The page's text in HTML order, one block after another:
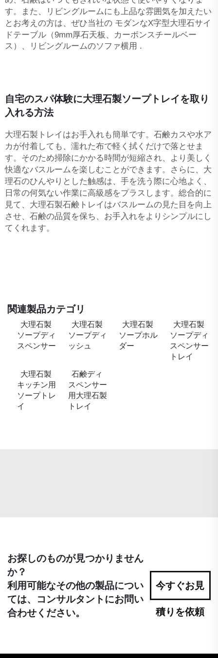
す。また、リビングルームにも上品な雰囲気を加えたい
とお考えの方は、ぜひ当社の モダンなX字型大理石サイ
ドテーブル（9mm厚石天板、カーボンスチールベー
ス）、リビングルームのソファ横用 .
自宅のスパ体験に大理石製ソープトレイを取り
入れる方法
大理石製トレイはお手入れも簡単です。石鹸カスや水ア
カが付着しても、濡れた布で軽く拭くだけで落とせま
す。そのため掃除にかかる時間が短縮され、より美しく
快適なバスルームを楽しむことができます。さらに、大
理石のひんやりとした触感は、手を洗う際に心地よく、
日常の何気ない作業に高級感をプラスします。総合的に
見て、大理石製石鹸トレイはバスルームの見た目を向上
させ、石鹸の品質を保ち、お手入れをよりシンプルにし
てくれます。
関連製品カテゴリ
大理石製
ソープディ
スペンサー
大理石製
ソープディ
ッシュ
大理石製
ソープホル
ダー
大理石製
ソープディ
スペンサー
トレイ
大理石製
キッチン用
ソープトレ
イ
石鹸ディ
スペンサー
用大理石製
トレイ
お探しのものが見つかりません
か？
利用可能なその他の製品につい
ては、コンサルタントにお問い
合わせください。
今すぐお見
積りを依頼